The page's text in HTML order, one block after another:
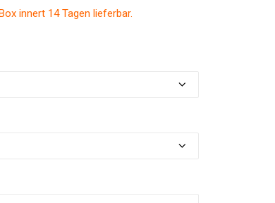
innert 14 Tagen lieferbar.